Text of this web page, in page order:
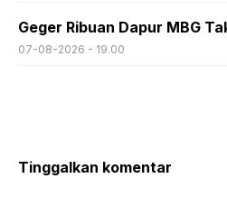
Geger Ribuan Dapur MBG
07-08-2026 - 19.00
Tinggalkan komentar